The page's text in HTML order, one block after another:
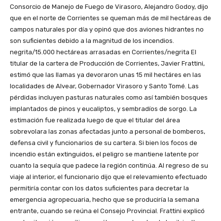
Consorcio de Manejo de Fuego de Virasoro, Alejandro Godoy, dijo
que en el norte de Corrientes se queman más de mil hectáreas de
campos naturales por día y opinó que dos aviones hidrantes no
son suficientes debido a la magnitud de los incendios.
negrita/15.000 hectáreas arrasadas en Corrientes/negrita El
titular de la cartera de Producción de Corrientes, Javier Frattini,
estimó que las llamas ya devoraron unas 15 mil hectáres en las
localidades de Alvear, Gobernador Virasoro y Santo Tomé. Las
pérdidas incluyen pasturas naturales como así también bosques
implantados de pinos y eucaliptos, y sembradíos de sorgo. La
estimación fue realizada luego de que el titular del área
sobrevolara las zonas afectadas junto a personal de bomberos,
defensa civil y funcionarios de su cartera. Si bien los focos de
incendio están extinguidos, el peligro se mantiene latente por
cuanto la sequía que padece la región continúa. Al regreso de su
viaje al interior, el funcionario dijo que el relevamiento efectuado
permitiría contar con los datos suficientes para decretar la
emergencia agropecuaria, hecho que se produciría la semana
entrante, cuando se reúna el Consejo Provincial. Frattini explicó